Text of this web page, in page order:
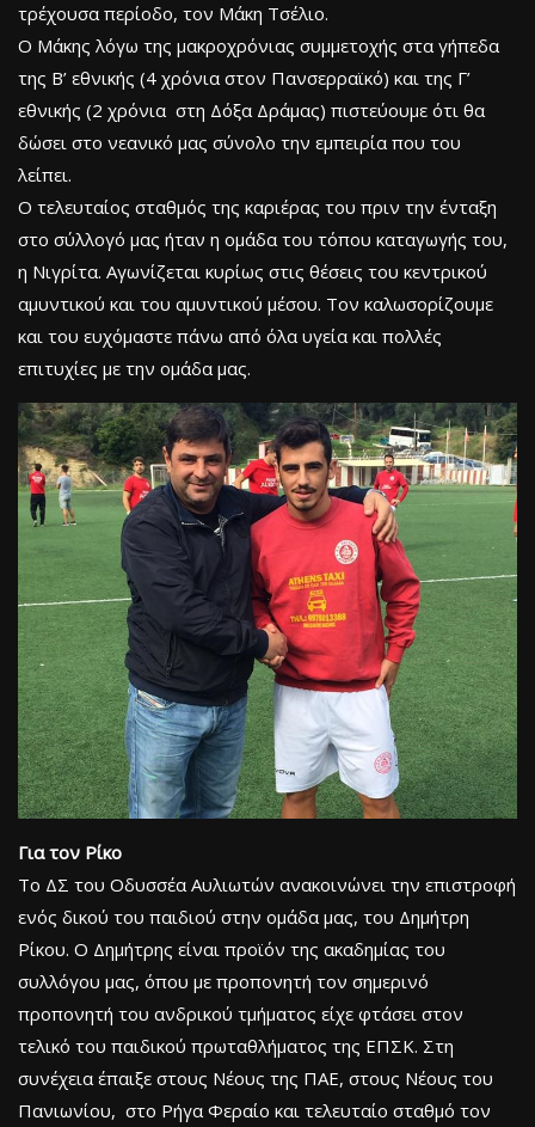
τρέχουσα περίοδο, τον Μάκη Τσέλιο.
Ο Μάκης λόγω της μακροχρόνιας συμμετοχής στα γήπεδα
της Β’ εθνικής (4 χρόνια στον Πανσερραϊκό) και της Γ’
εθνικής (2 χρόνια στη Δόξα Δράμας) πιστεύουμε ότι θα
δώσει στο νεανικό μας σύνολο την εμπειρία που του
λείπει.
Ο τελευταίος σταθμός της καριέρας του πριν την ένταξη
στο σύλλογό μας ήταν η ομάδα του τόπου καταγωγής του,
η Νιγρίτα. Αγωνίζεται κυρίως στις θέσεις του κεντρικού
αμυντικού και του αμυντικού μέσου. Τον καλωσορίζουμε
και του ευχόμαστε πάνω από όλα υγεία και πολλές
επιτυχίες με την ομάδα μας.
Για τον Ρίκο
Το ΔΣ του Οδυσσέα Αυλιωτών ανακοινώνει την επιστροφή
ενός δικού του παιδιού στην ομάδα μας, του Δημήτρη
Ρίκου. Ο Δημήτρης είναι προϊόν της ακαδημίας του
συλλόγου μας, όπου με προπονητή τον σημερινό
προπονητή του ανδρικού τμήματος είχε φτάσει στον
τελικό του παιδικού πρωταθλήματος της ΕΠΣΚ. Στη
συνέχεια έπαιξε στους Νέους της ΠΑΕ, στους Νέους του
Πανιωνίου, στο Ρήγα Φεραίο και τελευταίο σταθμό τον